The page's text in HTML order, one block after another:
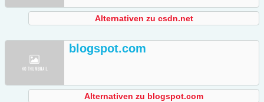
Alternativen zu csdn.net
blogspot.com
Alternativen zu blogspot.com